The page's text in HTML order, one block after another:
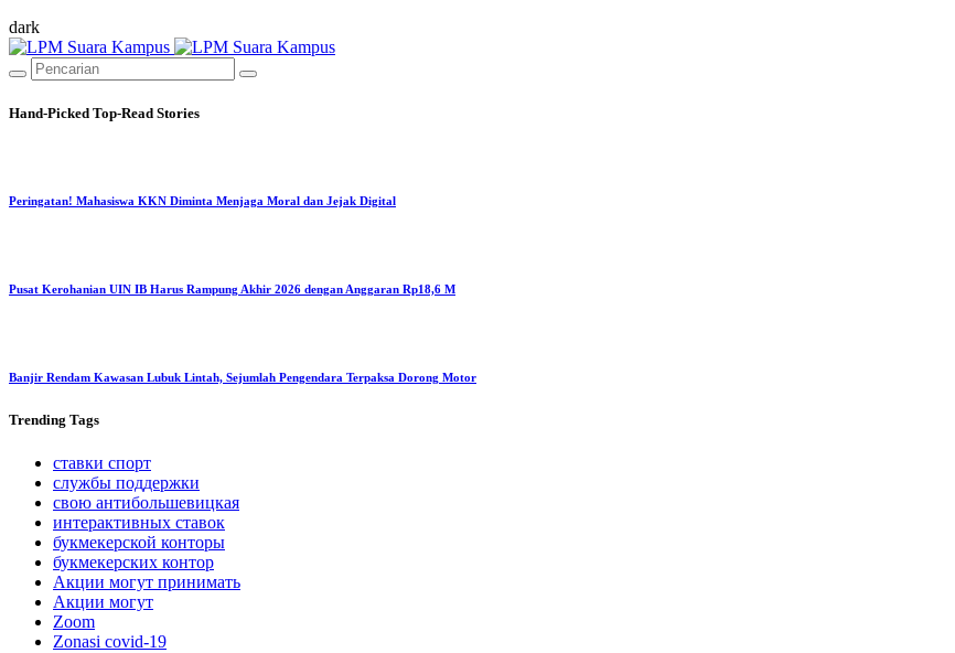
dark
Hand-Picked Top-Read Stories
Peringatan! Mahasiswa KKN Diminta Menjaga Moral dan Jejak Digital
Pusat Kerohanian UIN IB Harus Rampung Akhir 2026 dengan Anggaran Rp18,6 M
Banjir Rendam Kawasan Lubuk Lintah, Sejumlah Pengendara Terpaksa Dorong Motor
Trending Tags
ставки спорт
службы поддержки
свою антибольшевицкая
интерактивных ставок
букмекерской конторы
букмекерских контор
Акции могут принимать
Акции могут
Zoom
Zonasi covid-19